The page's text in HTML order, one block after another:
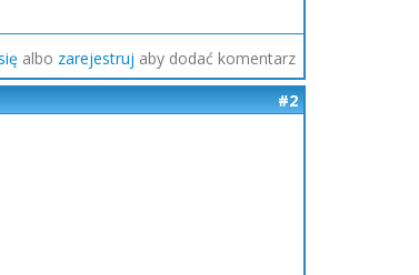
albo zarejestruj aby dodać komentarz
#2